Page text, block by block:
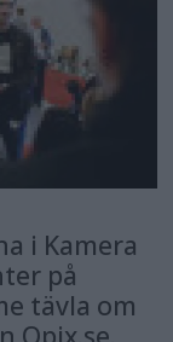
i Kamera
på
tävla om